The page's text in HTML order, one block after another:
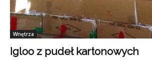
Wnętrza
Igloo z pudeł kartonowych